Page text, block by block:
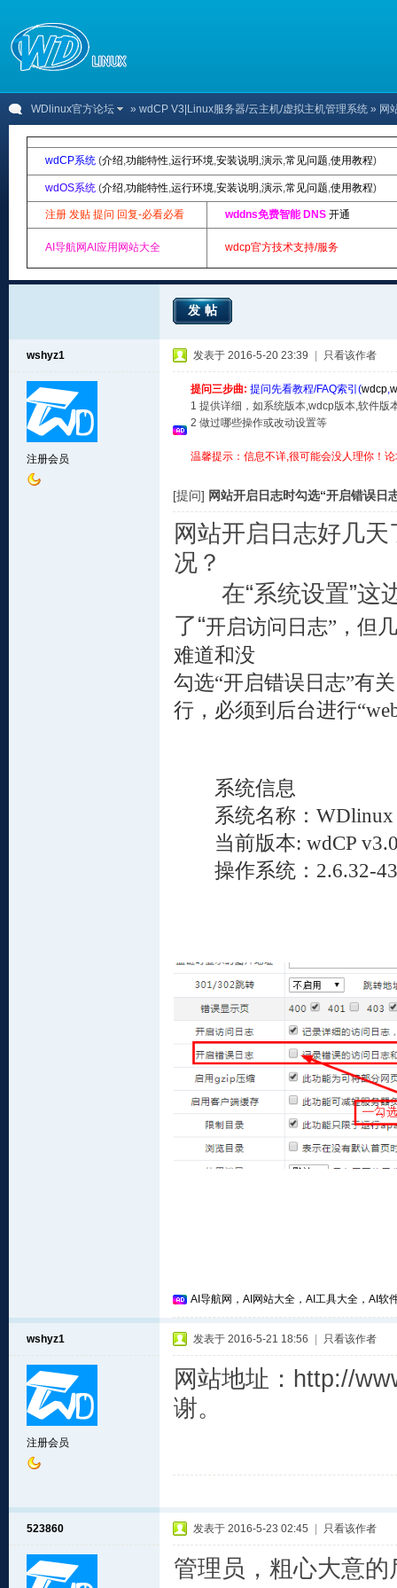
WDlinux官方论坛 » wdCP V3|Linux服务器/云主机/虚拟主机管理系统 » 网
wdCP系统 (介绍,功能特性,运行环境,安装说明 ,演示,常见问题,使用教程)
wdOS系统 (介绍,功能特性,运行环境,安装说明 ,演示,常见问题,使用教程)
注册 发贴 提问 回复-必看必看 wddns免费智能 DNS 开通
AI导航网AI应用网站大全 wdcp官方技术支持/服务
发帖
wshyz1
注册会员
发表于 2016-5-20 23:39 只看该作者
提问三步曲: 提问先看教程/FAQ索引(wdcp,
1 提供详细，如系统版本,wdcp版本,软件版
2 做过哪些操作或改动设置等
温馨提示：信息不详,很可能会没人理你！
[提问] 网站开启日志时勾选“开启错误日
网站开启日志好几
况？
在“系统设置”这
了“开启访问日志”，但
难道和没
勾选“开启错误日志”有
行，必须到后台进行
系统信息
系统名称：WDlinux
当前版本: wdCP
操作系统：2.6.32-
AI导航网，AI网站大全，AI工具大全，AI软
wshyz1
注册会员
发表于 2016-5-21 18:56 只看该作者
网站地址：http://
谢。
523860 发表于 2016-5-23 02:45 只看该作者
管理员，粗心大意